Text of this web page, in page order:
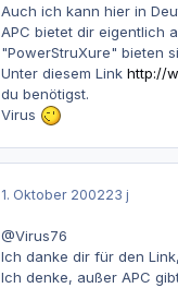
Auch ich kann hier in
APC bietet dir eigentlich
"PowerStruXure" bieten
Unter diesem Link http://
du benötigst.
Virus
1. Oktober 200223 j
@Virus76
Ich danke dir für den
Ich denke, außer APC